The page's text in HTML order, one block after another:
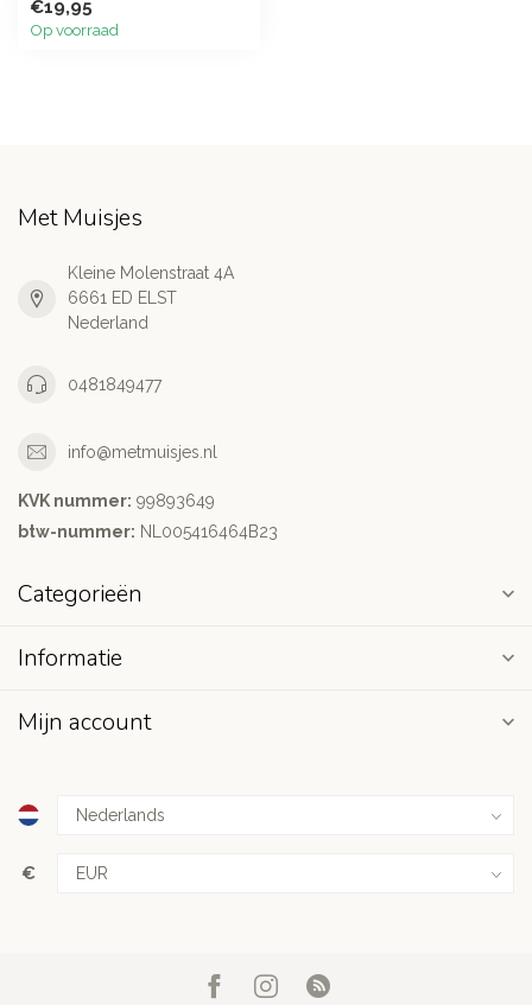
€19,95
Op voorraad
Met Muisjes
Kleine Molenstraat 4A
6661 ED ELST
Nederland
0481849477
info@metmuisjes.nl
KVK nummer: 99893649
btw-nummer: NL005416464B23
Categorieën
Informatie
Mijn account
€